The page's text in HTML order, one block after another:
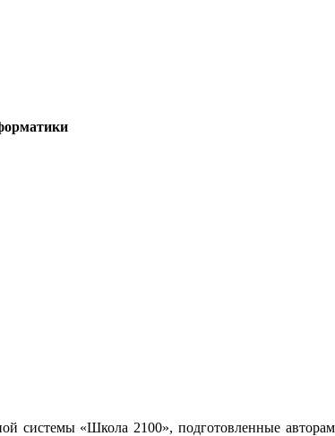
системы «Школа 2100», подготовленные